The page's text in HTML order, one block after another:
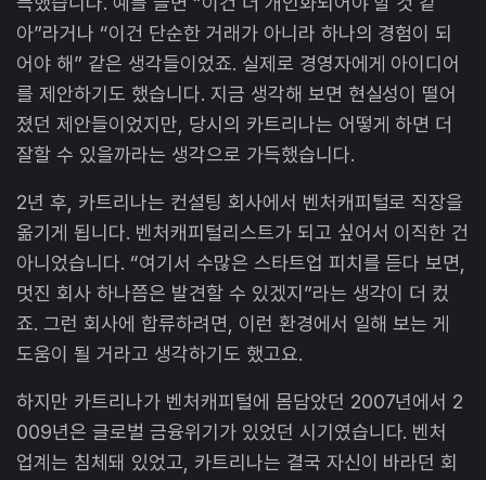
아”라거나 “이건 단순한 거래가 아니라 하나의 경험이 되
어야 해” 같은 생각들이었죠. 실제로 경영자에게 아이디어
를 제안하기도 했습니다. 지금 생각해 보면 현실성이 떨어
졌던 제안들이었지만, 당시의 카트리나는 어떻게 하면 더
잘할 수 있을까라는 생각으로 가득했습니다.
2년 후, 카트리나는 컨설팅 회사에서 벤처캐피털로 직장을
옮기게 됩니다. 벤처캐피털리스트가 되고 싶어서 이직한 건
아니었습니다. “여기서 수많은 스타트업 피치를 듣다 보면,
멋진 회사 하나쯤은 발견할 수 있겠지”라는 생각이 더 컸
죠. 그런 회사에 합류하려면, 이런 환경에서 일해 보는 게
도움이 될 거라고 생각하기도 했고요.
하지만 카트리나가 벤처캐피털에 몸담았던 2007년에서 2
009년은 글로벌 금융위기가 있었던 시기였습니다. 벤처
업계는 침체돼 있었고, 카트리나는 결국 자신이 바라던 회